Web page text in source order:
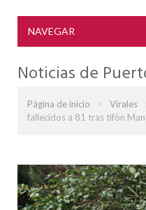
NAVEGAR
Noticias de
Página de inicio » Virales
fallecidos a 81 tras tifón